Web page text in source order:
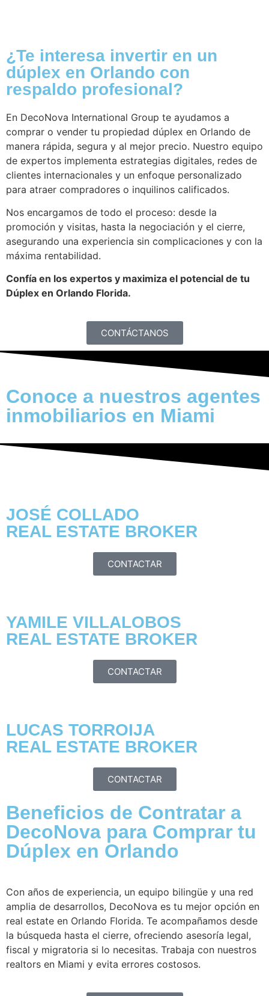
¿Te interesa invertir en un
dúplex en Orlando con
respaldo profesional?
En DecoNova International Group te ayudamos a
comprar o vender tu propiedad dúplex en Orlando de
manera rápida, segura y al mejor precio. Nuestro equipo
de expertos implementa estrategias digitales, redes de
clientes internacionales y un enfoque personalizado
para atraer compradores o inquilinos calificados.
Nos encargamos de todo el proceso: desde la
promoción y visitas, hasta la negociación y el cierre,
asegurando una experiencia sin complicaciones y con la
máxima rentabilidad.
Confía en los expertos y maximiza el potencial de tu
Dúplex en Orlando Florida.
CONTÁCTANOS
Conoce a nuestros agentes
inmobiliarios en Miami
JOSÉ COLLADO
REAL ESTATE BROKER
CONTACTAR
YAMILE VILLALOBOS
REAL ESTATE BROKER
CONTACTAR
LUCAS TORROIJA
REAL ESTATE BROKER
CONTACTAR
Beneficios de Contratar a
DecoNova para Comprar tu
Dúplex en Orlando
Con años de experiencia, un equipo bilingüe y una red
amplia de desarrollos, DecoNova es tu mejor opción en
real estate en Orlando Florida. Te acompañamos desde
la búsqueda hasta el cierre, ofreciendo asesoría legal,
fiscal y migratoria si lo necesitas. Trabaja con nuestros
realtors en Miami y evita errores costosos.